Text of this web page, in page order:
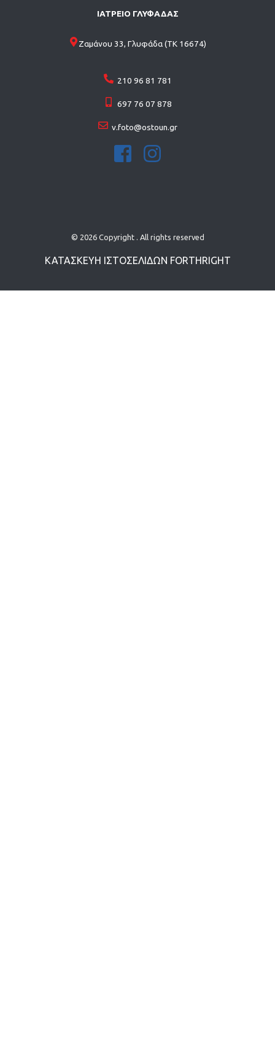
ΙΑΤΡΕΙΟ ΓΛΥΦΑΔΑΣ
Ζαμάνου 33, Γλυφάδα (ΤΚ 16674)
210 96 81 781
697 76 07 878
v.foto@ostoun.gr
© 2026 Copyright . All rights reserved
ΚΑΤΑΣΚΕΥΗ ΙΣΤΟΣΕΛΙΔΩN FORTHRIGHT